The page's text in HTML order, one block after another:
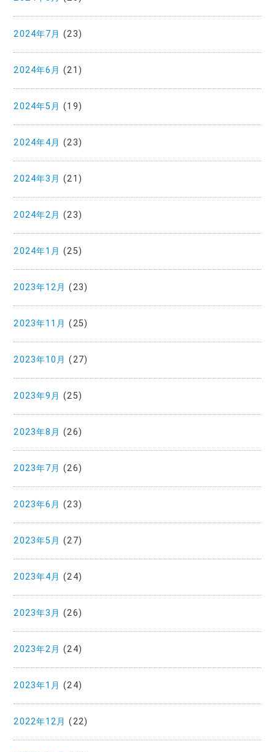
2024年7月 (23)
2024年6月 (21)
2024年5月 (19)
2024年4月 (23)
2024年3月 (21)
2024年2月 (23)
2024年1月 (25)
2023年12月 (23)
2023年11月 (25)
2023年10月 (27)
2023年9月 (25)
2023年8月 (26)
2023年7月 (26)
2023年6月 (23)
2023年5月 (27)
2023年4月 (24)
2023年3月 (26)
2023年2月 (24)
2023年1月 (24)
2022年12月 (22)